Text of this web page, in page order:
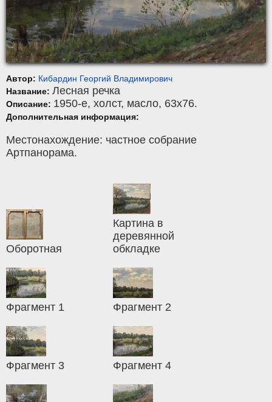
Автор: Кибардин Георгий Владимирович
Название: Лесная речка
Описание: 1950-е, холст, масло, 63x76.
Дополнительная информация:
Местонахождение: частное собрание
Артпанорама.
Оборотная
Картина в
деревянной
обкладке
Фрагмент 1 Фрагмент 2
Фрагмент 3 Фрагмент 4